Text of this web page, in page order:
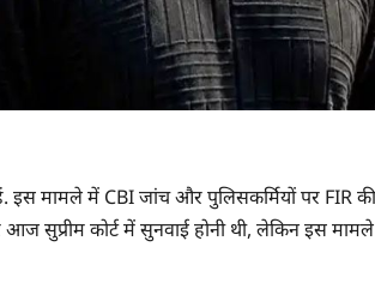
इस मामले में CBI जांच और पुलिसकर्मियों पर FIR की
आज सुप्रीम कोर्ट में सुनवाई होनी थी, लेकिन इस